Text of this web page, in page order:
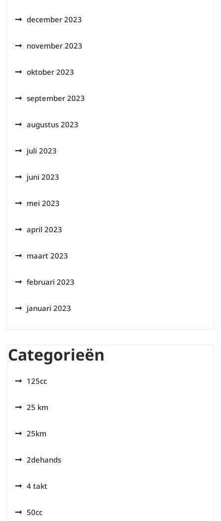
december 2023
november 2023
oktober 2023
september 2023
augustus 2023
juli 2023
juni 2023
mei 2023
april 2023
maart 2023
februari 2023
januari 2023
Categorieën
125cc
25 km
25km
2dehands
4 takt
50cc